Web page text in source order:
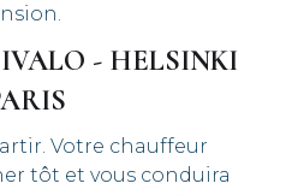
- HELSINKI
Votre chauffeur
tôt et vous conduira